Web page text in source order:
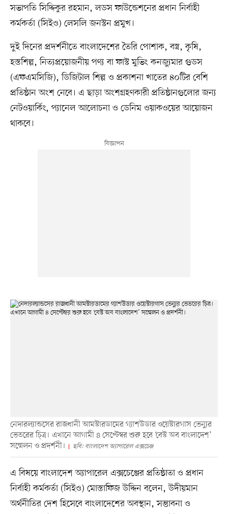
সভাপতি সিদ্দিকুর রহমান, লডস ফাউন্ডেশনের প্রধান নির্বাহী
কর্মকর্তা (সিইও) লেসলি জনস্টন প্রমুখ।
দুই দিনের প্রদর্শনীতে বাংলাদেশের তৈরি পোশাক, বস্ত্র, কৃষি,
হস্তশিল্প, নিত্যপ্রয়োজনীয় পণ্য বা ফাস্ট মুভিং কনজ্যুমার গুডস
(এফএমসিজি), ডিজিটাল শিল্প ও প্রকাশনা খাতের ৪০টির বেশি
প্রতিষ্ঠান অংশ নেবে। এ ছাড়া অংশগ্রহণকারী প্রতিষ্ঠানগুলোর জন্য
নেটওয়ার্কিং, প্যানেল আলোচনা ও ডেনিম ওয়াকওয়ের আয়োজন
থাকবে।
নেদারল্যান্ডসের রাজধানী আমস্টারডামের গ্যাশউডার ওয়েস্টারগাস ভেন্যুর
ভেতরের চি্ত্র। এখানে আগামী ৪ সেপ্টেম্বর শুরু হবে ‘বেস্ট অব বাংলাদেশ’
সম্মেলন ও প্রদর্শনী।
ছবি: বাংলাদেশ অ্যাপারেল এক্সচেঞ্জ
এ বিষয়ে বাংলাদেশ অ্যাপারেল এক্সচেঞ্জের প্রতিষ্ঠাতা ও প্রধান
নির্বাহী কর্মকর্তা (সিইও) মোস্তাফিজ উদ্দিন বলেন, উদীয়মান
অর্থনীতির দেশ হিসেবে বাংলাদেশের অবস্থান, সম্ভাবনা ও